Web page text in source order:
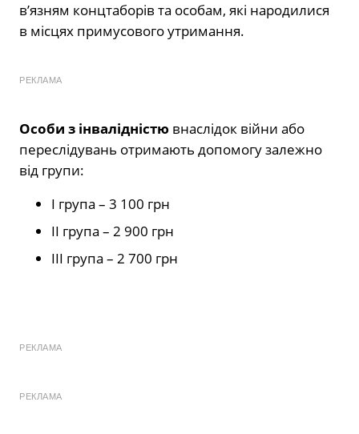
в’язням концтаборів та особам, які народилися
в місцях примусового утримання.
РЕКЛАМА
Особи з інвалідністю внаслідок війни або
переслідувань отримають допомогу залежно
від групи:
І група – 3 100 грн
ІІ група – 2 900 грн
ІІІ група – 2 700 грн
РЕКЛАМА
РЕКЛАМА